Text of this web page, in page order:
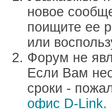
новое
поищите ее
или
Форум не
Если Вам
сроки -
офис D-Link.